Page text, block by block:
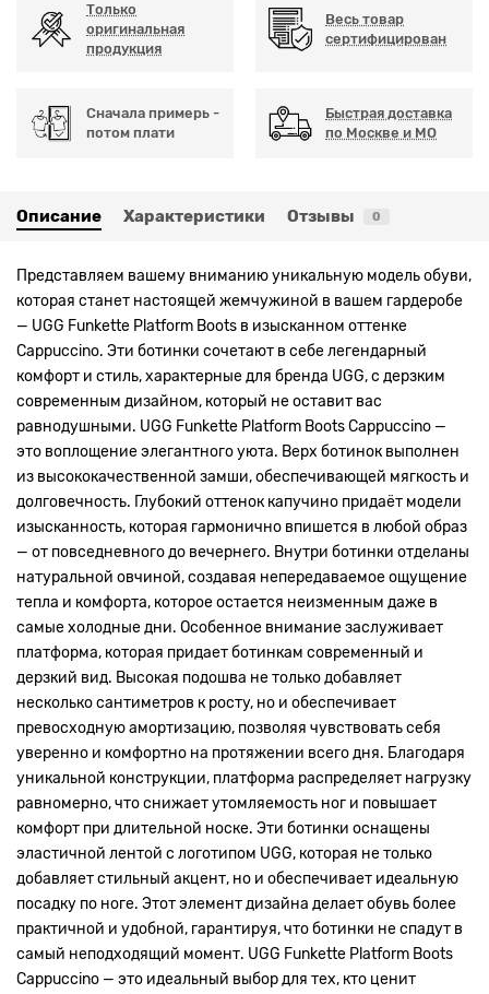
Только
оригинальная
продукция
Весь товар
сертифицирован
Сначала примерь -
потом плати
Быстрая доставка
по Москве и МО
Описание Характеристики Отзывы 0
Представляем вашему вниманию уникальную модель обуви,
которая станет настоящей жемчужиной в вашем гардеробе
— UGG Funkette Platform Boots в изысканном оттенке
Cappuccino. Эти ботинки сочетают в себе легендарный
комфорт и стиль, характерные для бренда UGG, с дерзким
современным дизайном, который не оставит вас
равнодушными. UGG Funkette Platform Boots Cappuccino —
это воплощение элегантного уюта. Верх ботинок выполнен
из высококачественной замши, обеспечивающей мягкость и
долговечность. Глубокий оттенок капучино придаёт модели
изысканность, которая гармонично впишется в любой образ
— от повседневного до вечернего. Внутри ботинки отделаны
натуральной овчиной, создавая непередаваемое ощущение
тепла и комфорта, которое остается неизменным даже в
самые холодные дни. Особенное внимание заслуживает
платформа, которая придает ботинкам современный и
дерзкий вид. Высокая подошва не только добавляет
несколько сантиметров к росту, но и обеспечивает
превосходную амортизацию, позволяя чувствовать себя
уверенно и комфортно на протяжении всего дня. Благодаря
уникальной конструкции, платформа распределяет нагрузку
равномерно, что снижает утомляемость ног и повышает
комфорт при длительной носке. Эти ботинки оснащены
эластичной лентой с логотипом UGG, которая не только
добавляет стильный акцент, но и обеспечивает идеальную
посадку по ноге. Этот элемент дизайна делает обувь более
практичной и удобной, гарантируя, что ботинки не спадут в
самый неподходящий момент. UGG Funkette Platform Boots
Cappuccino — это идеальный выбор для тех, кто ценит